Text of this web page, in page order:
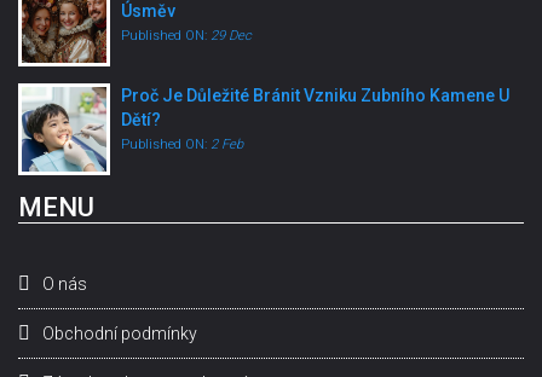
Úsměv
Published ON: 29 Dec
Proč Je Důležité Bránit Vzniku Zubního Kamene U
Dětí?
Published ON: 2 Feb
MENU
O nás
Obchodní podmínky